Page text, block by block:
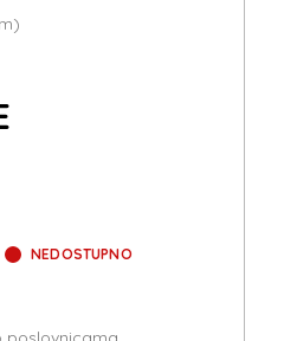
NEDOSTUPNO